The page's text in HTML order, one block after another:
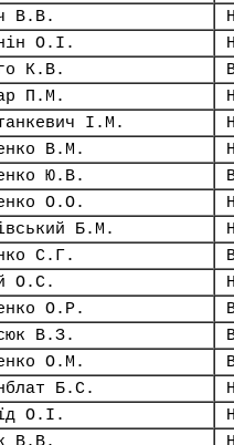
В.В.
О.І.
К.В.
П.М.
І.М.
В.М.
Ю.В.
О.О.
Б.М.
С.Г.
О.С.
О.Р.
В.З.
О.М.
Б.С.
О.І.